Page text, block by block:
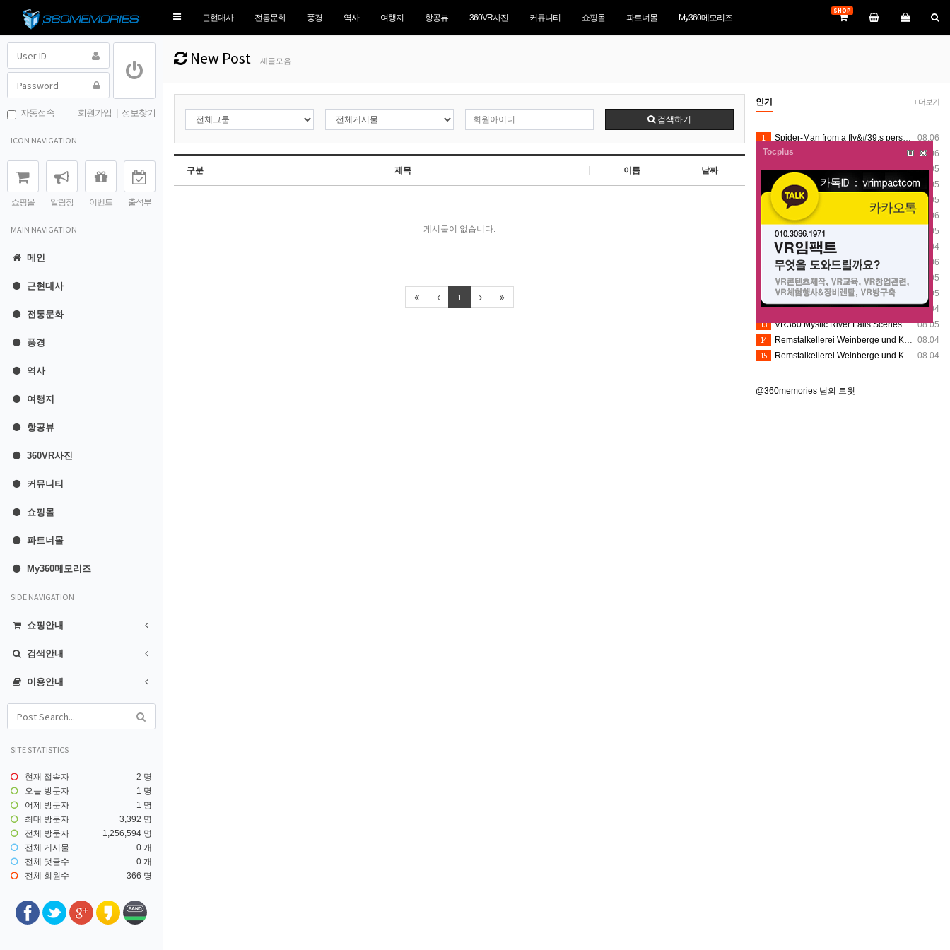
Toggle
SHOP
근현대사 전통문화 풍경 역사 여행지 항공뷰 360VR사진 커뮤니티 쇼핑몰 파트너몰 My360메모리즈
자동접속 회원가입 정보찾기
ICON NAVIGATION
쇼핑몰 알림장 이벤트 출석부
MAIN NAVIGATION
메인
근현대사
전통문화
풍경
역사
여행지
항공뷰
360VR사진
커뮤니티
쇼핑몰
파트너몰
My360메모리즈
SIDE NAVIGATION
쇼핑안내
검색안내
이용안내
SITE STATISTICS
현재 접속자
2 명
오늘 방문자
1 명
어제 방문자
1 명
최대 방문자
3,392 명
전체 방문자
1,256,594 명
전체 게시물
0 개
전체 댓글수
0 개
전체 회원수
366 명
New Post 새글모음
검색하기
구분 제목 이름 날짜
게시물이 없습니다.
1
인기 + 더보기
08.06
1
Spider-Man from a fly&#39;s perspective VR360
08.06
2
Spider-Man from a fly&#39;s perspective VR360
08.05
3
VR360 Stately Stroll after the drone show 8K (8-1-2026) - Silver Dollar City (Insta360 X5)
08.05
VR360 Mystic River Falls Scenes 8K (8-1-2026) - Silver Dollar City (Insta360 X5)
08.05
VR360 Stately Stroll after the drone show 8K (8-1-2026) - Silver Dollar City (Insta360 X5)
08.06
Spider-Man from a fly&#39;s perspective VR360
08.05
VR360 Stately Stroll after the drone show 8K (8-1-2026) - Silver Dollar City (Insta360 X5)
08.04
[VR360] 2026 一宮町納涼花火大会 総集編
08.06
Spider-Man from a fly&#39;s perspective VR360
08.05
VR360 Mystic River Falls Scenes 8K (8-1-2026) - Silver Dollar City (Insta360 X5)
08.05
VR360 Stately Stroll after the drone show 8K (8-1-2026) - Silver Dollar City (Insta360 X5)
08.04
12
[VR360] 2026 一宮町納涼花火大会 総集編
08.05
13
VR360 Mystic River Falls Scenes 8K (8-1-2026) - Silver Dollar City (Insta360 X5)
08.04
14
Remstalkellerei Weinberge und Kelter VR360
08.04
15 Remstalkellerei Weinberge und Kelter VR360
@360memories 님의 트윗
Tocplus